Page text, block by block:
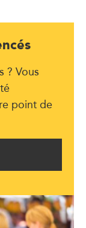
? Vous
point de